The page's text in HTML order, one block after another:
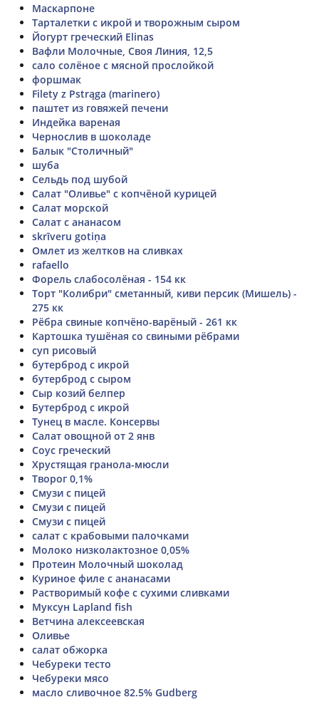
Маскарпоне
Тарталетки с икрой и творожным сыром
Йогурт греческий Elinas
Вафли Молочные, Своя Линия, 12,5
сало солёное с мясной прослойкой
форшмак
Filety z Pstrąga (marinero)
паштет из говяжей печени
Индейка вареная
Чернослив в шоколаде
Балык "Столичный"
шуба
Сельдь под шубой
Салат "Оливье" с копчёной курицей
Салат морской
Салат с ананасом
skrīveru gotiņa
Омлет из желтков на сливках
rafaello
Форель слабосолёная - 154 кк
Торт "Колибри" сметанный, киви персик (Мишель) -
275 кк
Рёбра свиные копчёно-варёный - 261 кк
Картошка тушёная со свиными рёбрами
суп рисовый
бутерброд с икрой
бутерброд с сыром
Сыр козий белпер
Бутерброд с икрой
Тунец в масле. Консервы
Салат овощной от 2 янв
Соус греческий
Хрустящая гранола-мюсли
Творог 0,1%
Смузи с пицей
Смузи с пицей
Смузи с пицей
салат с крабовыми палочками
Молоко низколактозное 0,05%
Протеин Молочный шоколад
Куриное филе с ананасами
Растворимый кофе с сухими сливками
Муксун Lapland fish
Ветчина алексеевская
Оливье
салат обжорка
Чебуреки тесто
Чебуреки мясо
масло сливочное 82.5% Gudberg